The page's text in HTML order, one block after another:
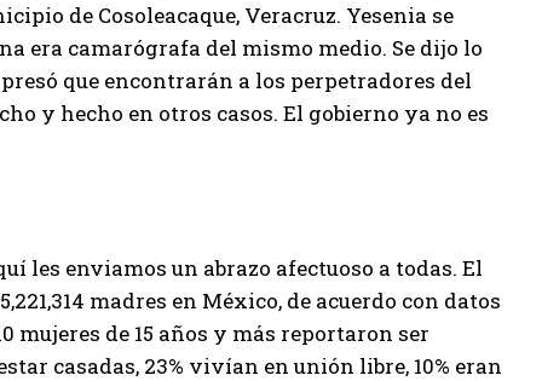
de Cosoleacaque, Veracruz. Yesenia se
era camarógrafa del mismo medio. Se dijo lo
que encontrarán a los perpetradores del
y hecho en otros casos. El gobierno ya no es
les enviamos un abrazo afectuoso a todas. El
madres en México, de acuerdo con datos
mujeres de 15 años y más reportaron ser
casadas, 23% vivían en unión libre, 10% eran